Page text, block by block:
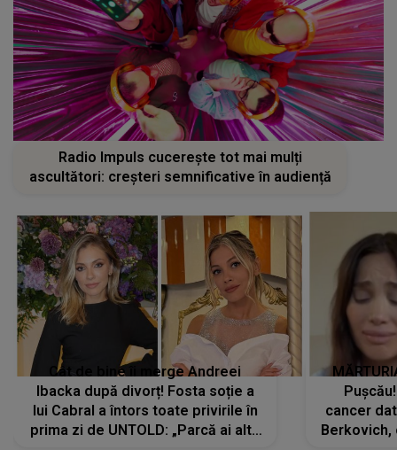
Radio Impuls cucerește tot mai mulți
ascultători: creșteri semnificative în audiență
Cât de bine îi merge Andreei
Ibacka după divorț! Fosta soție a
lui Cabral a întors toate privirile în
prima zi de UNTOLD: „Parcă ai altă
cancer
Berkovich,